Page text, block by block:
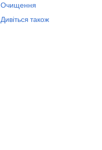
Очищення
Дивіться також